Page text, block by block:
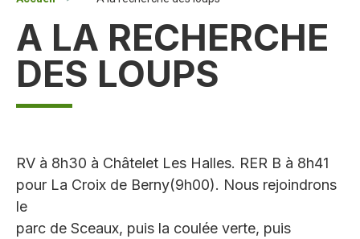
A LA RECHERCHE
DES LOUPS
RV à 8h30 à Châtelet Les Halles. RER B à 8h41
pour La Croix de Berny(9h00). Nous rejoindrons
le
parc de Sceaux, puis la coulée verte, puis